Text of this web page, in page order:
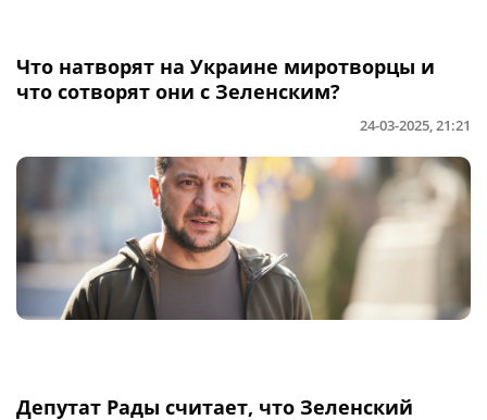
Что натворят на Украине миротворцы и
что сотворят они с Зеленским?
24-03-2025, 21:21
Депутат Рады считает, что Зеленский